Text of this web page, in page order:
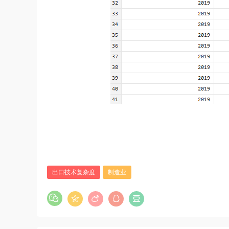
出口技术复杂度 制造业